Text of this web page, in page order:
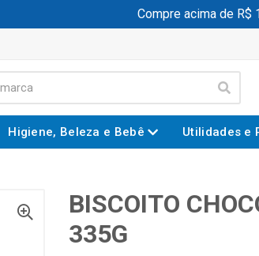
Compre acima de R$
Higiene, Beleza e Bebê Utilidades e
BISCOITO
335G